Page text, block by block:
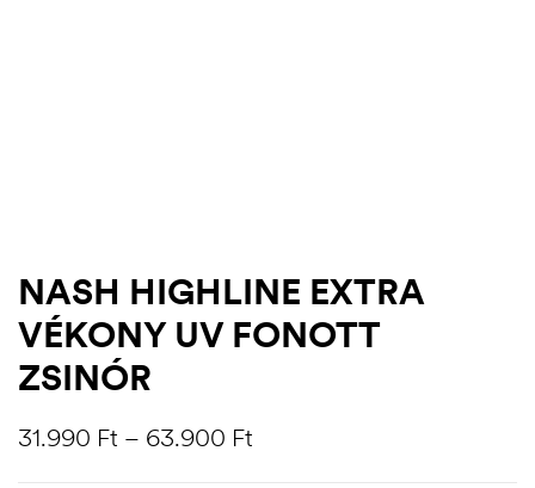
NASH HIGHLINE EXTRA
VÉKONY UV FONOTT
ZSINÓR
31.990 Ft – 63.900 Ft